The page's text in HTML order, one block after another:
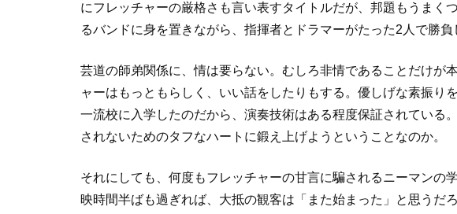
にフレッチャーの厳格さも言い表すタイトルだが、邦題もうまく
るバンドに身を置きながら、指揮者とドラマーがたった2人で勝負
芸道の師弟関係に、情は要らない。むしろ非情であることだけが
ャーはもっともらしく、いい話をしたりもする。優しげな素振り
一流校に入学したのだから、演奏技術はある程度保証されている
されないためのタフなハートに鍛え上げようということなのか。
それにしても、何度もフレッチャーの甘言に騙されるニーマンの
映時間半ばも過ぎれば、大抵の観客は「また始まった」と思うだ